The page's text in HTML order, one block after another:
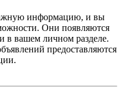
информацию, и вы
Они появляются
в вашем личном разделе.
предоставляются